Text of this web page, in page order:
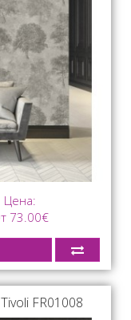
Цена:
73.00€
FR01008